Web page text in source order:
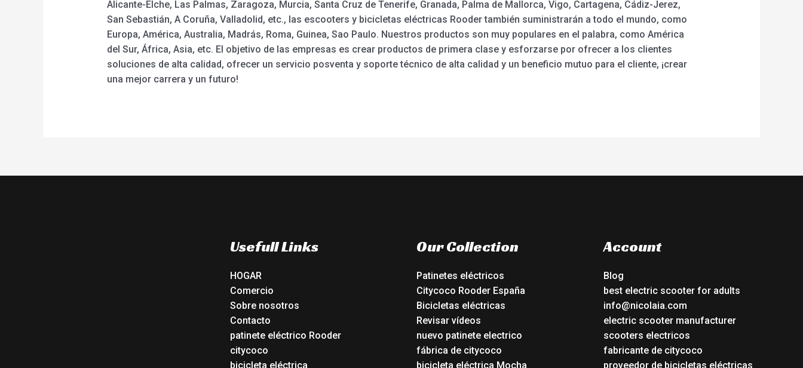
Alicante-Elche, Las Palmas, Zaragoza, Murcia, Santa Cruz de Tenerife, Granada, Palma de Mallorca, Vigo, Cartagena, Cádiz-Jerez,
San Sebastián, A Coruña, Valladolid, etc., las escooters y bicicletas eléctricas Rooder también suministrarán a todo el mundo, como
Europa, América, Australia, Madrás, Roma, Guinea, Sao Paulo. Nuestros productos son muy populares en el palabra, como América
del Sur, África, Asia, etc. El objetivo de las empresas es crear productos de primera clase y esforzarse por ofrecer a los clientes
soluciones de alta calidad, ofrecer un servicio posventa y soporte técnico de alta calidad y un beneficio mutuo para el cliente, ¡crear
una mejor carrera y un futuro!
Usefull Links
HOGAR
Comercio
Sobre nosotros
Contacto
patinete eléctrico Rooder
citycoco
bicicleta eléctrica
Our Collection
Patinetes eléctricos
Citycoco Rooder España
Bicicletas eléctricas
Revisar vídeos
nuevo patinete electrico
fábrica de citycoco
bicicleta eléctrica Mocha
Account
Blog
best electric scooter for adults
info@nicolaia.com
electric scooter manufacturer
scooters electricos
fabricante de citycoco
proveedor de bicicletas eléctricas